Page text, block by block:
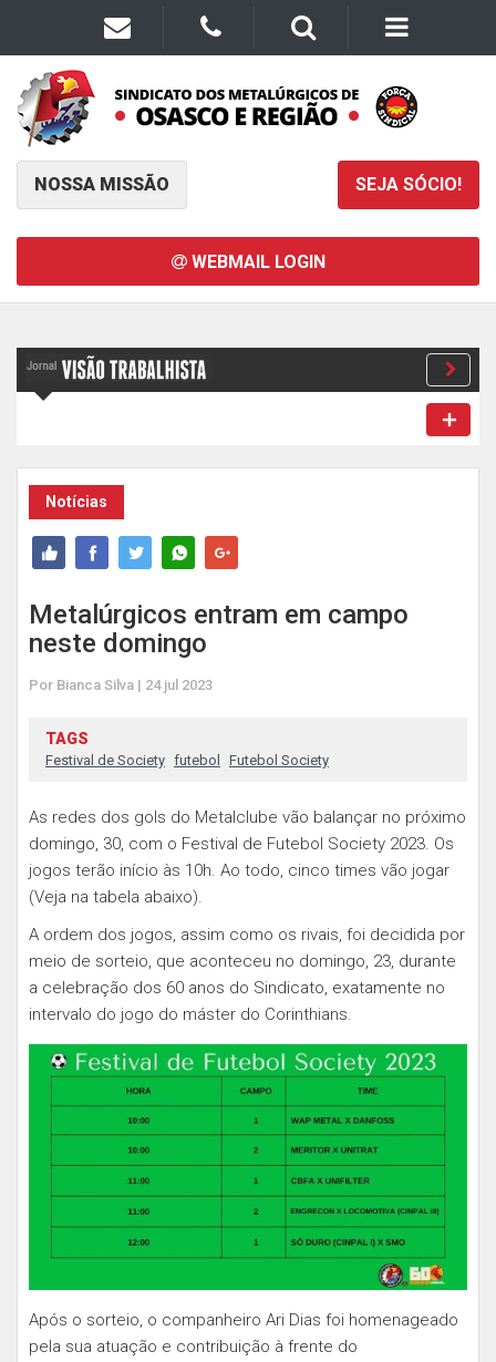
NOSSA MISSÃO SEJA SÓCIO!
WEBMAIL LOGIN
Notícias
Metalúrgicos entram em campo
neste domingo
Por Bianca Silva | 24 jul 2023
TAGS
Festival de Society futebol Futebol Society
As redes dos gols do Metalclube vão balançar no próximo
domingo, 30, com o Festival de Futebol Society 2023. Os
jogos terão início às 10h. Ao todo, cinco times vão jogar
(Veja na tabela abaixo).
A ordem dos jogos, assim como os rivais, foi decidida por
meio de sorteio, que aconteceu no domingo, 23, durante
a celebração dos 60 anos do Sindicato, exatamente no
intervalo do jogo do máster do Corinthians.
Após o sorteio, o companheiro Ari Dias foi homenageado
pela sua atuação e contribuição à frente do